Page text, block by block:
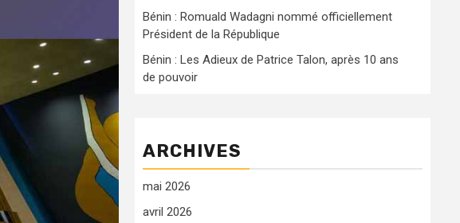
Bénin : Romuald Wadagni nommé officiellement
Président de la République
Bénin : Les Adieux de Patrice Talon, après 10 ans
de pouvoir
ARCHIVES
mai 2026
avril 2026